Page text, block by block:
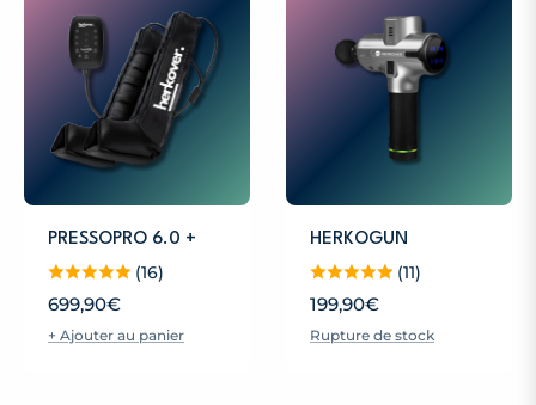
PRESSOPRO 6.0 +
(16)
Prix
699,90€
+ Ajouter au panier
HERKOGUN
(11)
Prix
199,90€
Rupture de stock